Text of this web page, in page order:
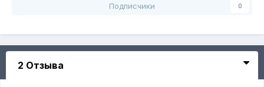
Подписчики 0
2 Отзыва